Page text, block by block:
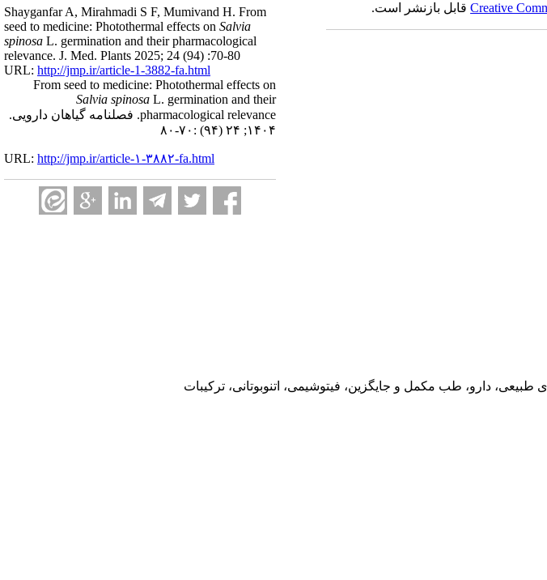
Shayganfar A, Mirahmadi S F, Mumivand H. From
seed to medicine: Photothermal effects on Salvia
spinosa L. germination and their pharmacological
relevance. J. Med. Plants 2025; 24 (94) :70-80
URL: http://jmp.ir/article-1-3882-fa.html
From seed to medicine: Photothermal effects on
Salvia spinosa L. germination and their
pharmacological relevance. فصلنامه گياهان دارویی.
۱۴۰۴; ۲۴ (۹۴) :۷۰-۸۰
URL: http://jmp.ir/article-۱-۳۸۸۲-fa.html
Creativeقابل بازنشر است.
دارو، طب مکمل و جایگزین، فیتوشیمی، اتنوبوتانی، ترکیبات